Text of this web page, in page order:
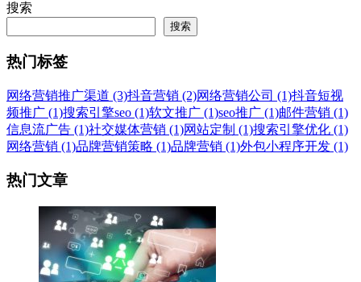
搜索
搜索
热门标签
网络营销推广渠道 (3)抖音营销 (2)网络营销公司 (1)抖音短视
频推广 (1)搜索引擎seo (1)软文推广 (1)seo推广 (1)邮件营销 (1)
信息流广告 (1)社交媒体营销 (1)网站定制 (1)搜索引擎优化 (1)
网络营销 (1)品牌营销策略 (1)品牌营销 (1)外包小程序开发 (1)
热门文章